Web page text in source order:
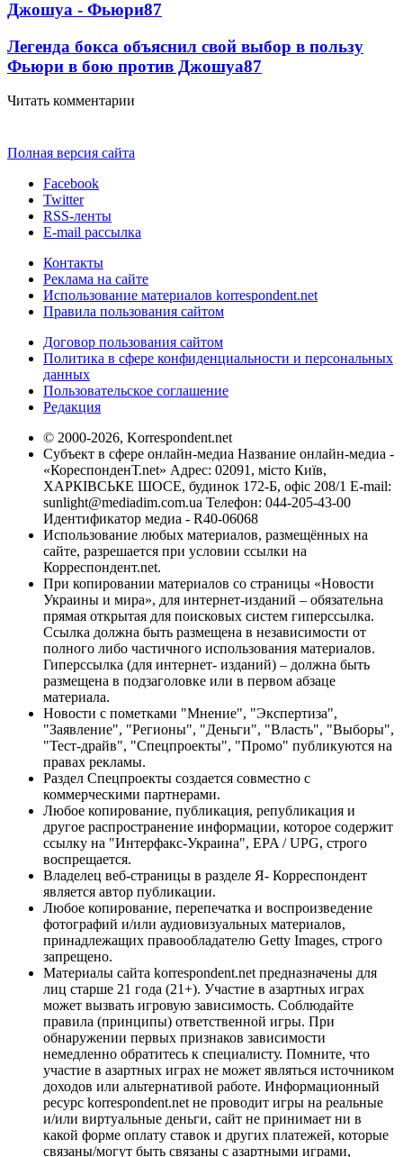
Джошуа - Фьюри87
Легенда бокса объяснил свой выбор в пользу
Фьюри в бою против Джошуа87
Читать комментарии
Полная версия сайта
Facebook
Twitter
RSS-ленты
E-mail рассылка
Контакты
Реклама на сайте
Использование материалов korrespondent.net
Правила пользования сайтом
Договор пользования сайтом
Политика в сфере конфиденциальности и персональных
данных
Пользовательское соглашение
Редакция
© 2000-2026, Korrespondent.net
Субъект в сфере онлайн-медиа Название онлайн-медиа -
«КореспонденТ.net» Адрес: 02091, місто Київ,
ХАРКІВСЬКЕ ШОСЕ, будинок 172-Б, офіс 208/1 E-mail:
sunlight@mediadim.com.ua Телефон: 044-205-43-00
Идентификатор медиа - R40-06068
Использование любых материалов, размещённых на
сайте, разрешается при условии ссылки на
Корреспондент.net.
При копировании материалов со страницы «Новости
Украины и мира», для интернет-изданий – обязательна
прямая открытая для поисковых систем гиперссылка.
Ссылка должна быть размещена в независимости от
полного либо частичного использования материалов.
Гиперссылка (для интернет- изданий) – должна быть
размещена в подзаголовке или в первом абзаце
материала.
Новости с пометками "Мнение", "Экспертиза",
"Заявление", "Регионы", "Деньги", "Власть", "Выборы",
"Тест-драйв", "Спецпроекты", "Промо" публикуются на
правах рекламы.
Раздел Спецпроекты создается совместно с
коммерческими партнерами.
Любое копирование, публикация, републикация и
другое распространение информации, которое содержит
ссылку на "Интерфакс-Украина", EPA / UPG, строго
воспрещается.
Владелец веб-страницы в разделе Я- Корреспондент
является автор публикации.
Любое копирование, перепечатка и воспроизведение
фотографий и/или аудиовизуальных материалов,
принадлежащих правообладателю Getty Images, строго
запрещено.
Материалы сайта korrespondent.net предназначены для
лиц старше 21 года (21+). Участие в азартных играх
может вызвать игровую зависимость. Соблюдайте
правила (принципы) ответственной игры. При
обнаружении первых признаков зависимости
немедленно обратитесь к специалисту. Помните, что
участие в азартных играх не может являться источником
доходов или альтернативой работе. Информационный
ресурс korrespondent.net не проводит игры на реальные
и/или виртуальные деньги, сайт не принимает ни в
какой форме оплату ставок и других платежей, которые
связаны/могут быть связаны с азартными играми,